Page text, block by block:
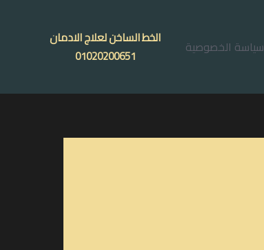
سياسة الخصوصية
الخط الساخن لعلاج الادمان
01020200651